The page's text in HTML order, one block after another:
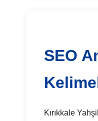
SEO
Kırıkkale